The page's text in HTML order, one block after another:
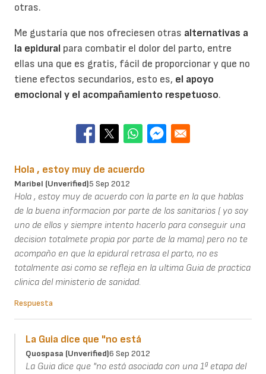
otras.
Me gustaría que nos ofreciesen otras alternativas a
la epidural para combatir el dolor del parto, entre
ellas una que es gratis, fácil de proporcionar y que no
tiene efectos secundarios, esto es, el apoyo
emocional y el acompañamiento respetuoso.
Hola , estoy muy de acuerdo
Maribel (unverified)5 Sep 2012
Hola , estoy muy de acuerdo con la parte en la que hablas
de la buena informacion por parte de los sanitarios ( yo soy
uno de ellos y siempre intento hacerlo para conseguir una
decision totalmete propia por parte de la mama) pero no te
acompaño en que la epidural retrasa el parto, no es
totalmente asi como se refleja en la ultima Guia de practica
clinica del ministerio de sanidad.
Respuesta
La Guia dice que "no está
Quospasa (unverified)6 Sep 2012
La Guia dice que "no está asociada con una 1ª etapa del